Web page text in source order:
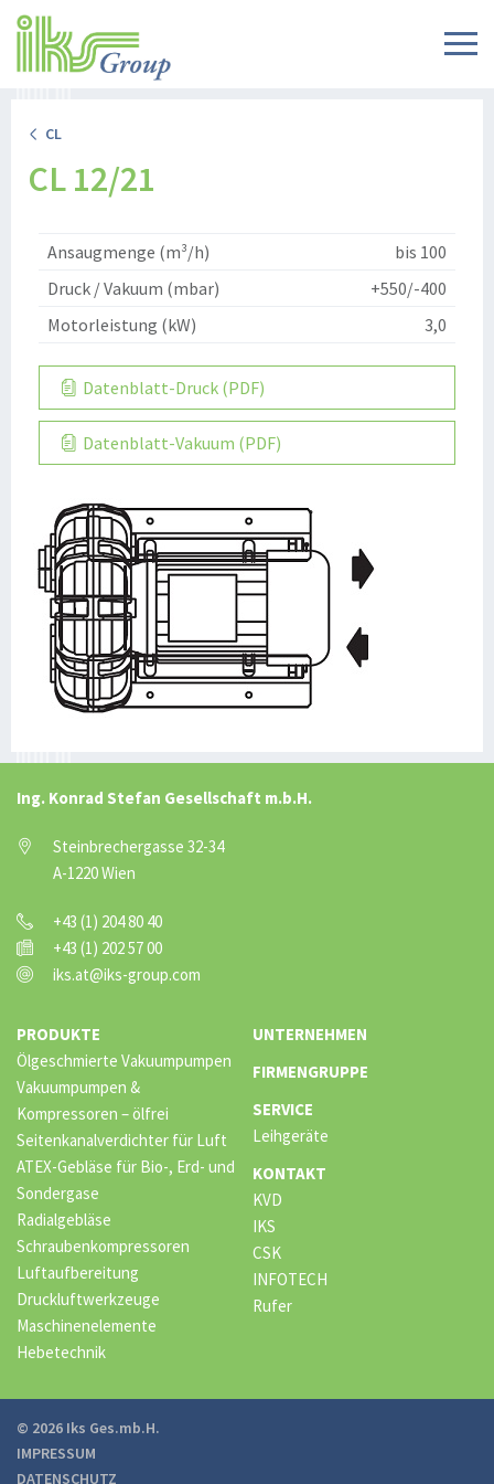
CL
CL 12/21
Ansaugmenge (m³/h)
bis 100
Druck / Vakuum (mbar)
+550/-400
Motorleistung (kW)
3,0
Datenblatt-Druck (PDF)
Datenblatt-Vakuum (PDF)
Ing. Konrad Stefan Gesellschaft m.b.H.
Steinbrechergasse 32-34
A-1220 Wien
+43 (1) 204 80 40
+43 (1) 202 57 00
iks.at@iks-group.com
PRODUKTE
Ölgeschmierte Vakuumpumpen
Vakuumpumpen &
Kompressoren – ölfrei
Seitenkanalverdichter für Luft
ATEX-Gebläse für Bio-, Erd- und
Sondergase
Radialgebläse
Schraubenkompressoren
Luftaufbereitung
Druckluftwerkzeuge
Maschinenelemente
Hebetechnik
UNTERNEHMEN
FIRMENGRUPPE
SERVICE
Leihgeräte
KONTAKT
KVD
IKS
CSK
INFOTECH
Rufer
© 2026 Iks Ges.mb.H.
IMPRESSUM
DATENSCHUTZ